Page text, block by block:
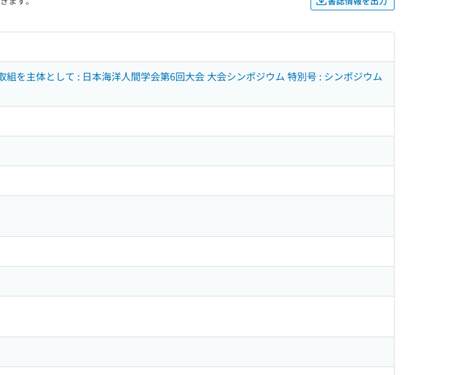
を主体として : 日本海洋人間学会第6回大会 大会シンポジウム 特別号 : シンポジウム